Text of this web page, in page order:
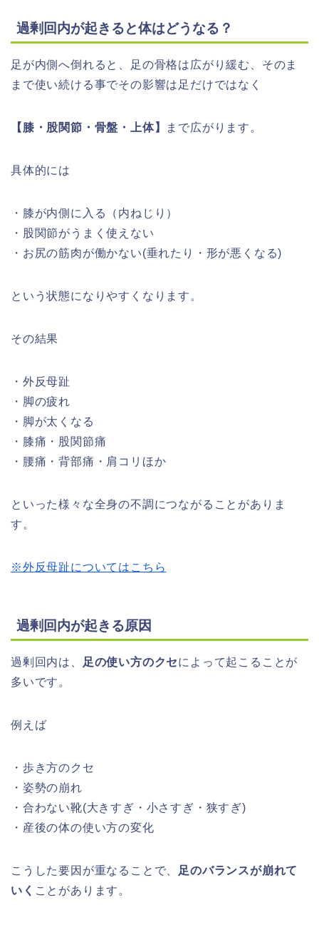
過剰回内が起きると体はどうなる？
足が内側へ倒れると、足の骨格は広がり緩む、そのま
まで使い続ける事でその影響は足だけではなく
【膝・股関節・骨盤・上体】 まで広がります。
具体的には
・膝が内側に入る（内ねじり）
・股関節がうまく使えない
・お尻の筋肉が働かない(垂れたり・形が悪くなる)
という状態になりやすくなります。
その結果
・外反母趾
・脚の疲れ
・脚が太くなる
・膝痛・股関節痛
・腰痛・背部痛・肩コリほか
といった様々な全身の不調につながることがありま
す。
※外反母趾についてはこちら
過剰回内が起きる原因
過剰回内は、 足の使い方のクセによって起こることが
多いです。
例えば
・歩き方のクセ
・姿勢の崩れ
・合わない靴(大きすぎ・小さすぎ・狭すぎ)
・産後の体の使い方の変化
こうした要因が重なることで、
足のバランスが崩れて
いく ことがあります。